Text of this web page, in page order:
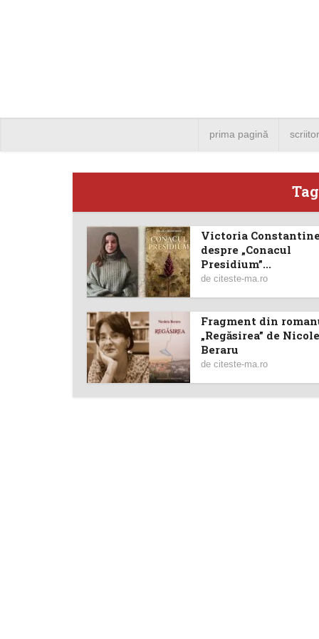
prima pagină
Victoria
despre „Conacul
Presidium”...
de citeste-ma.ro
Fragment din
„Regăsirea” de
Beraru
de citeste-ma.ro